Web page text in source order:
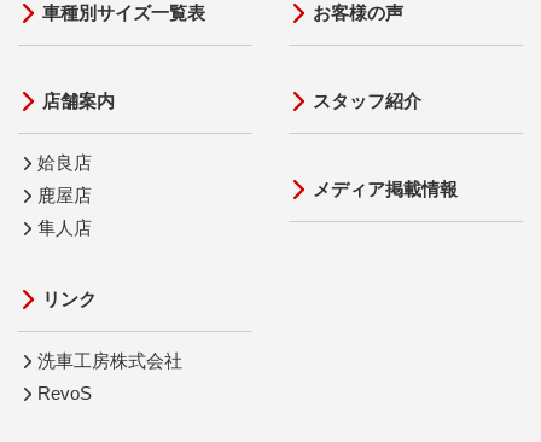
車種別サイズ一覧表
店舗案内
姶良店
鹿屋店
隼人店
リンク
洗車工房株式会社
RevoS
お客様の声
スタッフ紹介
メディア掲載情報